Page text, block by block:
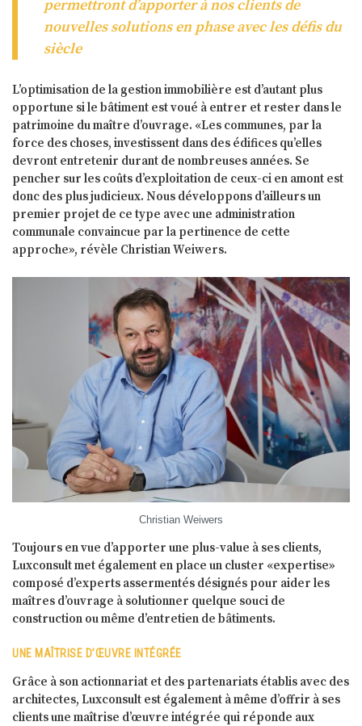
permettront d’apporter à nos clients de
nouvelles solutions en phase avec les défis du
siècle
L’optimisation de la gestion immobilière est d’autant plus
opportune si le bâtiment est voué à entrer et rester dans le
patrimoine du maître d’ouvrage. «Les communes, par la
force des choses, investissent dans des édifices qu’elles
devront entretenir durant de nombreuses années. Se
pencher sur les coûts d’exploitation de ceux-ci en amont est
donc des plus judicieux. Nous développons d’ailleurs un
premier projet de ce type avec une administration
communale convaincue par la pertinence de cette
approche», révèle Christian Weiwers.
Christian Weiwers
Toujours en vue d’apporter une plus-value à ses clients,
Luxconsult met également en place un cluster «expertise»
composé d’experts assermentés désignés pour aider les
maîtres d’ouvrage à solutionner quelque souci de
construction ou même d’entretien de bâtiments.
UNE MAÎTRISE D’ŒUVRE INTÉGRÉE
Grâce à son actionnariat et des partenariats établis avec des
architectes, Luxconsult est également à même d’offrir à ses
clients une maîtrise d’œuvre intégrée qui réponde aux